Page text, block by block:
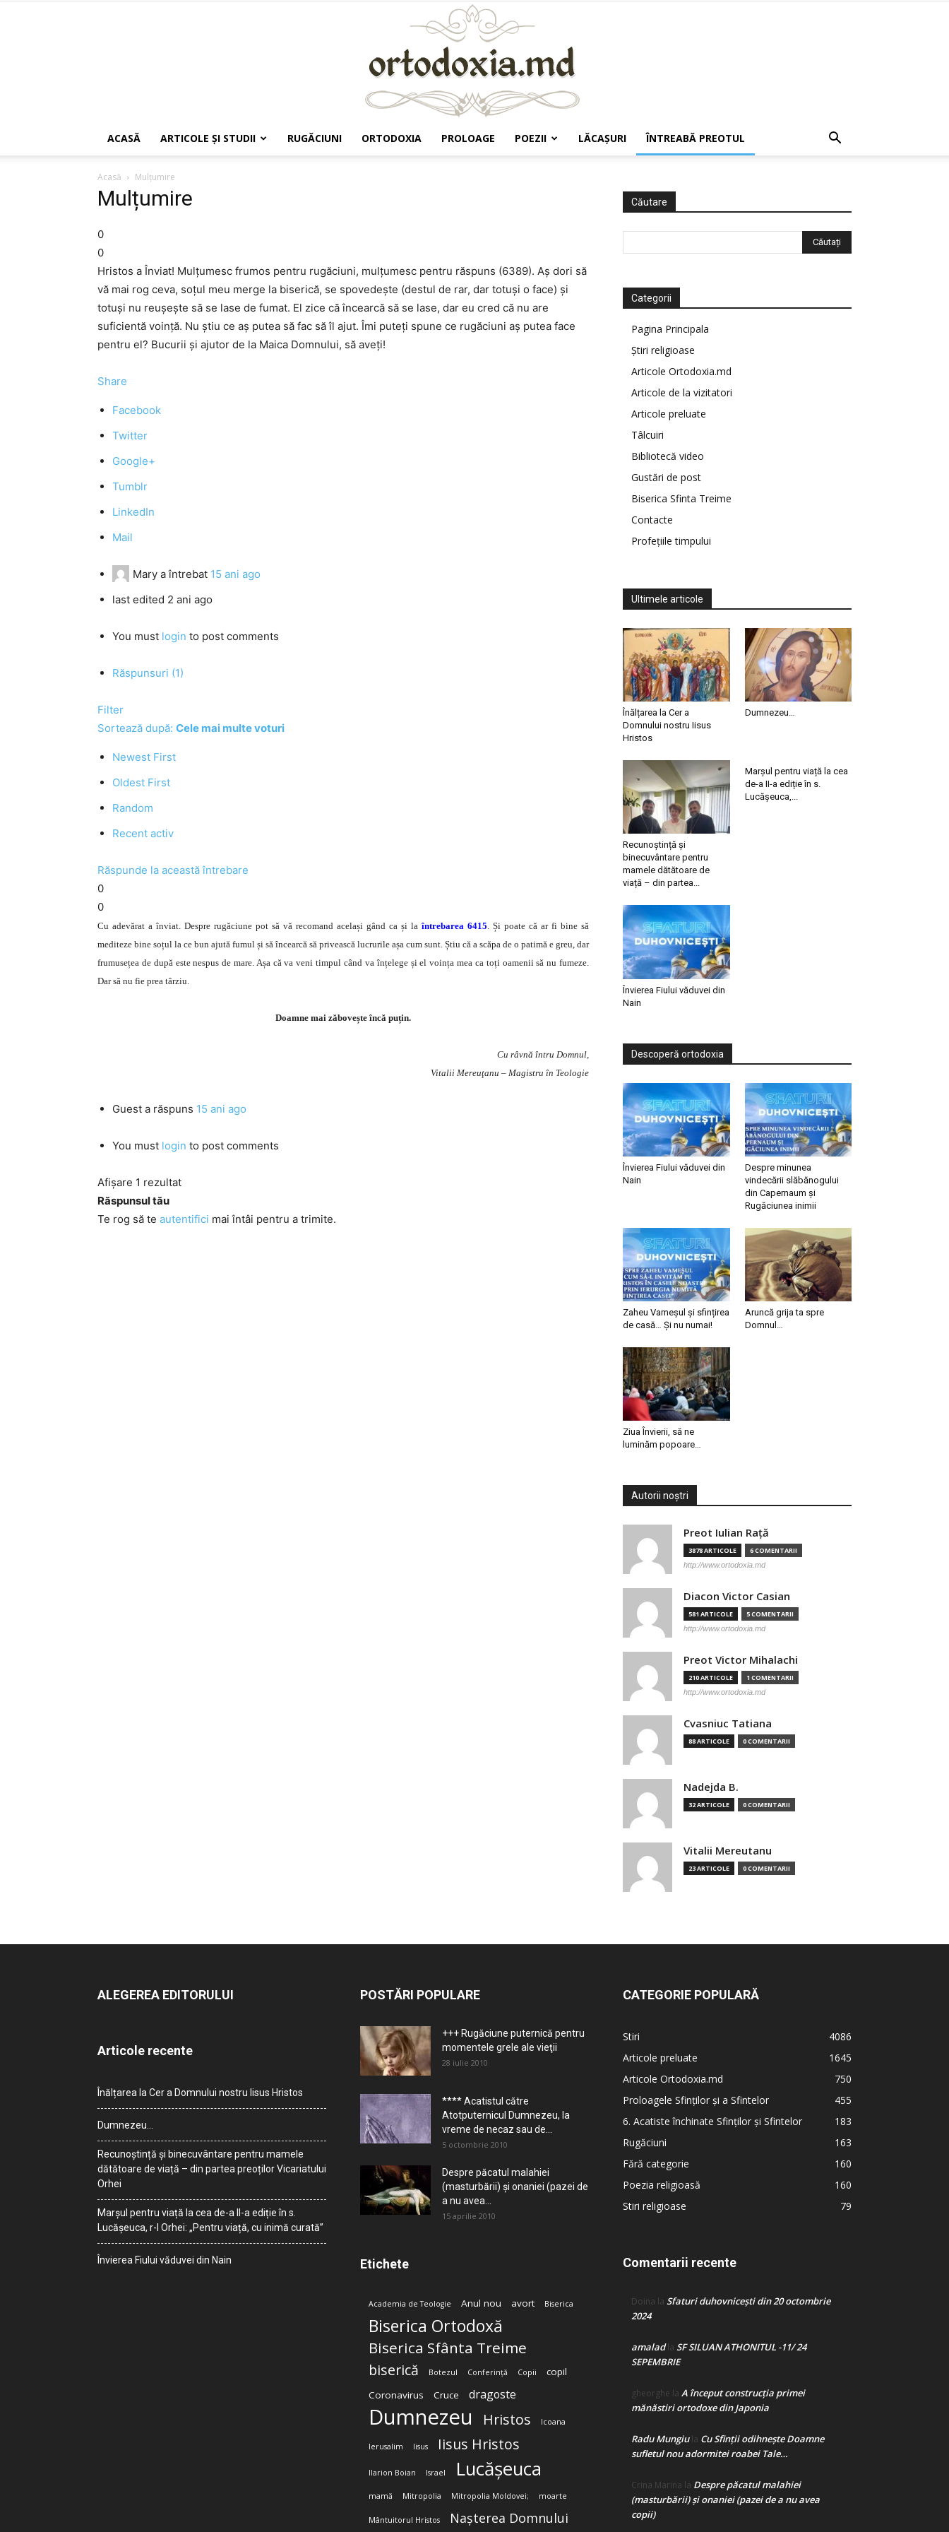
ACASĂ ARTICOLE ŞI STUDII RUGĂCIUNI ORTODOXIA PROLOAGE POEZII LĂCAŞURI ÎNTREABĂ PREOTUL
Acasă Mulțumire
Mulțumire
0
0
Hristos a Înviat! Mulțumesc frumos pentru rugăciuni, mulțumesc pentru răspuns (6389). Aș dori să
vă mai rog ceva, soțul meu merge la biserică, se spovedește (destul de rar, dar totuși o face) și
totuși nu reușește să se lase de fumat. El zice că încearcă să se lase, dar eu cred că nu are
suficientă voință. Nu știu ce aș putea să fac să îl ajut. Îmi puteți spune ce rugăciuni aș putea face
pentru el? Bucurii și ajutor de la Maica Domnului, să aveți!
Share
Facebook
Twitter
Google+
Tumblr
LinkedIn
Mail
Mary a întrebat 15 ani ago
last edited 2 ani ago
You must login to post comments
Răspunsuri (1)
Filter
Sortează după: Cele mai multe voturi
Newest First
Oldest First
Random
Recent activ
Răspunde la această întrebare
0
0
Cu adevărat a înviat. Despre rugăciune pot să vă recomand același gând ca și la întrebarea 6415. Și poate că ar fi bine să
mediteze bine soțul la ce bun ajută fumul și să încearcă să privească lucrurile așa cum sunt. Știu că a scăpa de o patimă e greu, dar
frumusețea de după este nespus de mare. Așa că va veni timpul când va înțelege și el voința mea ca toți oamenii să nu fumeze.
Dar să nu fie prea târziu.
Doamne mai zăbovește încă puțin.
Cu râvnă întru Domnul,
Vitalii Mereuţanu – Magistru în Teologie
Guest a răspuns 15 ani ago
You must login to post comments
Afișare 1 rezultat
Răspunsul tău
Te rog să te autentifici mai întâi pentru a trimite.
Căutare
Categorii
Pagina Principala
Știri religioase
Articole Ortodoxia.md
Articole de la vizitatori
Articole preluate
Tâlcuiri
Bibliotecă video
Gustări de post
Biserica Sfinta Treime
Contacte
Profețiile timpului
Ultimele articole
Înălțarea la Cer a
Domnului nostru Iisus
Hristos
Dumnezeu…
Recunoștință și
binecuvântare pentru
mamele dătătoare de
viață – din partea...
Marșul pentru viață la cea
de-a II-a ediție în s.
Lucășeuca,...
Învierea Fiului văduvei din
Nain
Descoperă ortodoxia
Învierea Fiului văduvei din
Nain
Despre minunea
vindecării slăbănogului
din Capernaum și
Rugăciunea inimii
Zaheu Vameșul și sfințirea
de casă… Și nu numai!
Aruncă grija ta spre
Domnul…
Ziua Învierii, să ne
luminăm popoare…
Autorii noștri
Preot Iulian Raţă
3878 ARTICOLE 6 COMENTARII
http://www.ortodoxia.md
Diacon Victor Casian
581 ARTICOLE 5 COMENTARII
http://www.ortodoxia.md
Preot Victor Mihalachi
210 ARTICOLE 1 COMENTARII
http://www.ortodoxia.md
Cvasniuc Tatiana
88 ARTICOLE 0 COMENTARII
Nadejda B.
32 ARTICOLE 0 COMENTARII
Vitalii Mereutanu
23 ARTICOLE 0 COMENTARII
ALEGEREA EDITORULUI
Articole recente
Înălțarea la Cer a Domnului nostru Iisus Hristos
Dumnezeu…
Recunoștință și binecuvântare pentru mamele
dătătoare de viață – din partea preoților Vicariatului
Orhei
Marșul pentru viață la cea de-a II-a ediție în s.
Lucășeuca, r-l Orhei: „Pentru viață, cu inimă curată”
Învierea Fiului văduvei din Nain
POSTĂRI POPULARE
+++ Rugăciune puternică pentru
momentele grele ale vieţii
28 iulie 2010
**** Acatistul către
Atotputernicul Dumnezeu, la
vreme de necaz sau de...
5 octombrie 2010
Despre păcatul malahiei
(masturbării) şi onaniei (pazei de
a nu avea...
15 aprilie 2010
Etichete
Academia de Teologie Anul nou avort Biserica
Biserica Ortodoxă
Biserica Sfânta Treime
biserică Botezul Conferință Copii
copil
Coronavirus
Cruce dragoste
Dumnezeu Hristos Icoana
Ierusalim Iisus Iisus Hristos
Ilarion Boian Israel Lucășeuca
mamă Mitropolia Mitropolia Moldovei; moarte
Mântuitorul Hristos Nașterea Domnului
CATEGORIE POPULARĂ
Stiri
4086
Articole preluate
1645
Articole Ortodoxia.md
750
Proloagele Sfinților și a Sfintelor
455
6. Acatiste închinate Sfinților și Sfintelor
183
Rugăciuni
163
Fără categorie
160
Poezia religioasă
160
Stiri religioase
79
Comentarii recente
Doina la Sfaturi duhovnicești din 20 octombrie
2024
amaladla SF SILUAN ATHONITUL -11/ 24
SEPEMBRIE
gheorghe la A început construcţia primei
mănăstiri ortodoxe din Japonia
Radu Mungiula Cu Sfinții odihnește Doamne
sufletul nou adormitei roabei Tale…
Crina Marina la Despre păcatul malahiei
(masturbării) şi onaniei (pazei de a nu avea
copii)